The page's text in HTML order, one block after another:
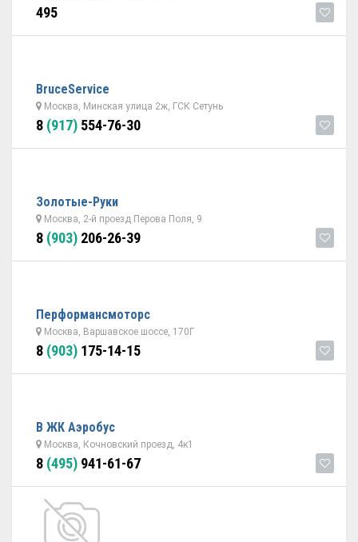
495
BruceService
Москва, Минская улица 2ж, ГСК Сетунь
8 (917) 554-76-30
Золотые-Руки
Москва, 2-й проезд Перова Поля, 9
8 (903) 206-26-39
Перформансмоторс
Москва, Варшавское шоссе, 170Г
8 (903) 175-14-15
В ЖК Аэробус
Москва, Кочновский проезд, 4к1
8 (495) 941-61-67